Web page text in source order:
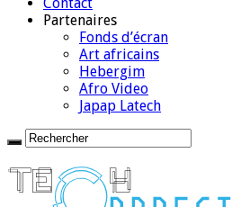
Partenaires
Fonds d’écran
Art africains
Hebergim
Afro Video
Japap Latech